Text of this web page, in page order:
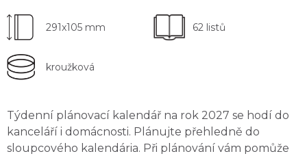
291x105 mm 62 listů
kroužková
Týdenní plánovací kalendář na rok 2027 se hodí do
kanceláří i domácnosti. Plánujte přehledně do
sloupcového kalendária. Při plánování vám pomůže